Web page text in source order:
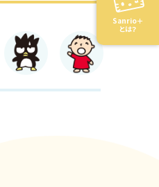
Sanrio＋
とは？